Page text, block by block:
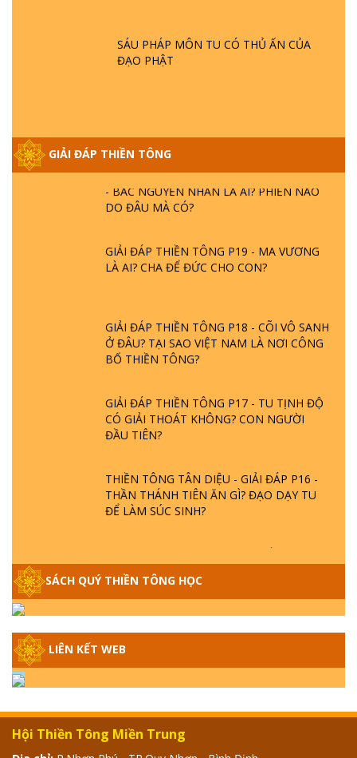
SÁU PHÁP MÔN TU CÓ THỦ ẤN CỦA
ĐẠO PHẬT
GIẢI ĐÁP THIỀN TÔNG
HOA SEN ? | TTTD
DO ĐÂU MÀ CÓ?
GIẢI ĐÁP THIỀN TÔNG P19 - MA VƯƠNG
LÀ AI? CHA ĐỂ ĐỨC CHO CON?
GIẢI ĐÁP THIỀN TÔNG P18 - CÕI VÔ SANH
Ở ĐÂU? TẠI SAO VIỆT NAM LÀ NƠI CÔNG
BỐ THIỀN TÔNG?
GIẢI ĐÁP THIỀN TÔNG P17 - TU TỊNH ĐỘ
CÓ GIẢI THOÁT KHÔNG? CON NGƯỜI
ĐẦU TIÊN?
THIỀN TÔNG TÂN DIỆU - GIẢI ĐÁP P16 -
THẦN THÁNH TIÊN ĂN GÌ? ĐẠO DẠY TU
ĐỂ LÀM SÚC SINH?
GIẢI ĐÁP THIỀN TÔNG P15 - TỔ CHỨC
LOÀI CÔ HỒN - GIÁO LÝ ĐẠO PHẬT KHI
NÀO XUẤT BẢN
NGUỒN GỐC ÂM LỊCH DƯƠNG LỊCH -
TẦNG BÌNH LƯU LỚN ĐẾN ĐÂU
CON NGƯỜI TU THÀNH PHẬT ĐƯỢC
KHÔNG? XÁ LỢI PHẬT THẬT - GIẢ | TTTD
SÁCH QUÝ THIỀN TÔNG HỌC
LIÊN KẾT WEB
Hội Thiền Tông Miền Trung